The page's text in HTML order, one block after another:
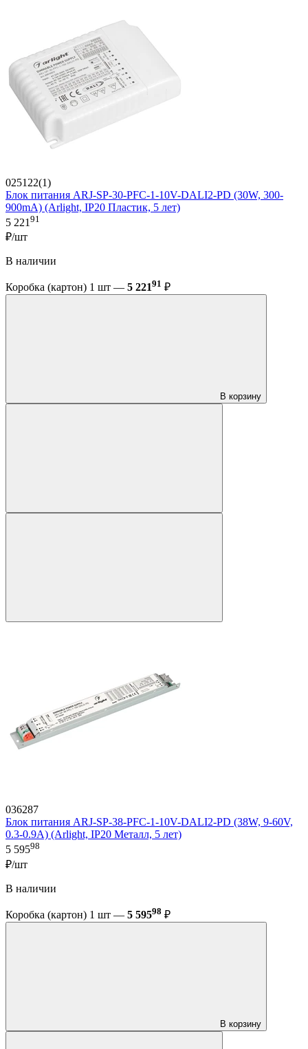
025122(1)
Блок питания ARJ-SP-30-PFC-1-10V-DALI2-PD (30W, 300-
900mA) (Arlight, IP20 Пластик, 5 лет)
5 221 91
₽/шт
В наличии
Коробка (картон) 1 шт — 5 22191 ₽
В корзину
036287
Блок питания ARJ-SP-38-PFC-1-10V-DALI2-PD (38W, 9-60V,
0.3-0.9A) (Arlight, IP20 Металл, 5 лет)
5 59598
₽/шт
В наличии
Коробка (картон) 1 шт — 5 59598 ₽
В корзину